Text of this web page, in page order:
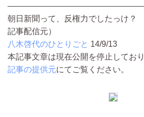
朝日新聞って、反権力でしたっけ？
記事配信元）
八木啓代のひとりごと 14/9/13
本記事文章は現在公開を停止してお
記事の提供元にてご覧ください。